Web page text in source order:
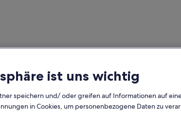
gefunden. Bitte gib
zu prüfen.
2
ist uns wichtig
speichern und/ oder greifen auf Informationen auf
in Cookies, um personenbezogene Daten zu